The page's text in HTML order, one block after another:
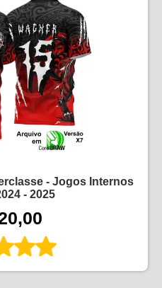
- Jogos Internos
- 2025